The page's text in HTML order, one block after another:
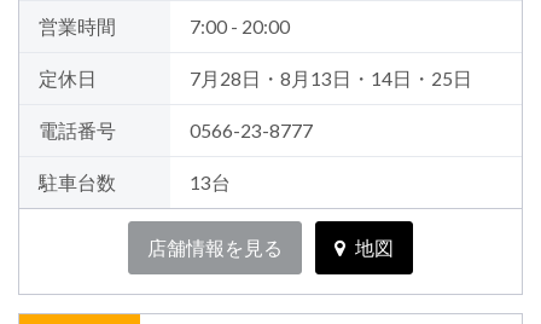
営業時間 7:00 - 20:00
定休日 7月28日・8月13日・14日・25日
電話番号 0566-23-8777
駐車台数 13台
店舗情報を見る 地図